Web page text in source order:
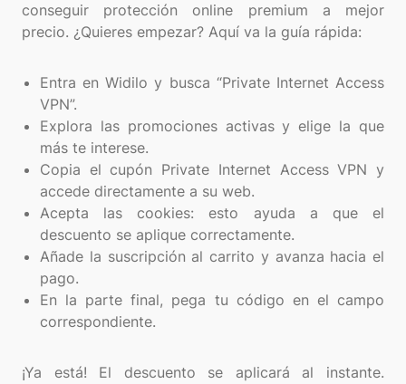
conseguir protección online premium a mejor
precio. ¿Quieres empezar? Aquí va la guía rápida:
Entra en Widilo y busca “Private Internet Access
VPN”.
Explora las promociones activas y elige la que
más te interese.
Copia el cupón Private Internet Access VPN y
accede directamente a su web.
Acepta las cookies: esto ayuda a que el
descuento se aplique correctamente.
Añade la suscripción al carrito y avanza hacia el
pago.
En la parte final, pega tu código en el campo
correspondiente.
¡Ya está! El descuento se aplicará al instante.